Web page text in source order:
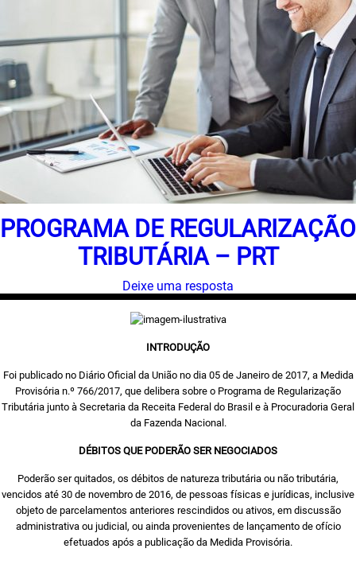
PROGRAMA DE REGULARIZAÇÃO
TRIBUTÁRIA – PRT
Deixe uma resposta
INTRODUÇÃO
Foi publicado no Diário Oficial da União no dia 05 de Janeiro de 2017, a Medida
Provisória n.º 766/2017, que delibera sobre o Programa de Regularização
Tributária junto à Secretaria da Receita Federal do Brasil e à Procuradoria Geral
da Fazenda Nacional.
DÉBITOS QUE PODERÃO SER NEGOCIADOS
Poderão ser quitados, os débitos de natureza tributária ou não tributária,
vencidos até 30 de novembro de 2016, de pessoas físicas e jurídicas, inclusive
objeto de parcelamentos anteriores rescindidos ou ativos, em discussão
administrativa ou judicial, ou ainda provenientes de lançamento de ofício
efetuados após a publicação da Medida Provisória.